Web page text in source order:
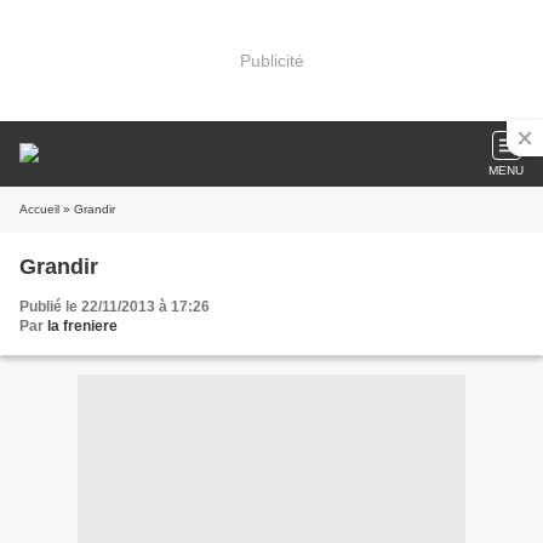
Publicité
MENU
Accueil » Grandir
Grandir
Publié le 22/11/2013 à 17:26
Par la freniere